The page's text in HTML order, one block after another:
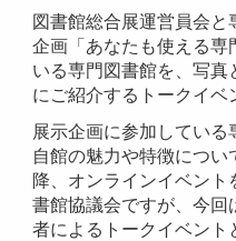
図書館総合展運営員会
企画「あなたも使える
いる専門図書館を、写真
にご紹介するトークイベ
展示企画に参加してい
自館の魅力や特徴につ
降、オンラインイベント
書館協議会ですが、今回
者によるトークイベント